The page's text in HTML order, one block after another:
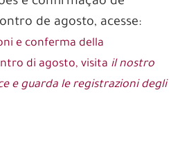
de agosto, acesse:
e conferma della
di agosto, visita il nostro
e guarda le registrazioni degli